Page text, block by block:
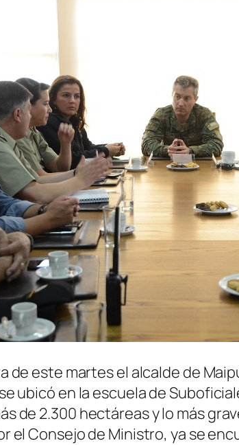
de este martes el alcalde de
ubicó en la escuela de
de 2.300 hectáreas y lo más
el Consejo de Ministro, ya se